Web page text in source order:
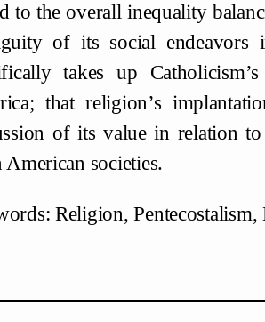
to the overall inequality
of its social endeavors
takes up
that religion’s
of its value in relation
American societies.
Religion,